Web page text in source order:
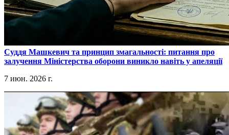
​Суддя Машкевич та принцип змагальності: питання про
залучення Міністерства оборони виникло навіть у апеляції
7 июн. 2026 г.